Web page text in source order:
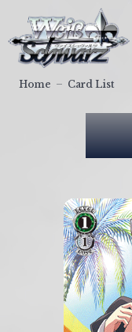
ァ
イ
Home Card List